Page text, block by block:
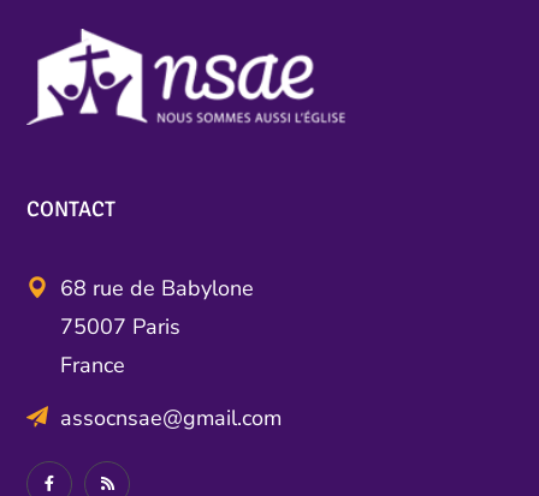
CONTACT
68 rue de Babylone
75007 Paris
France
assocnsae@gmail.com